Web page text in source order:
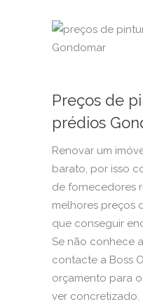
Preços de
prédios
Renovar um
barato, por isso
de fornecedores
melhores preços
que conseguir
Se não conhece
contacte a Boss
orçamento para
ver